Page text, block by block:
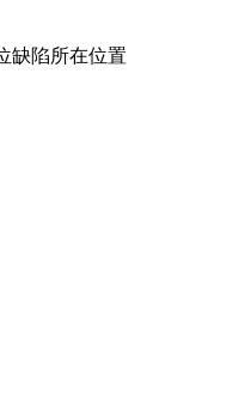
缺陷所在位置